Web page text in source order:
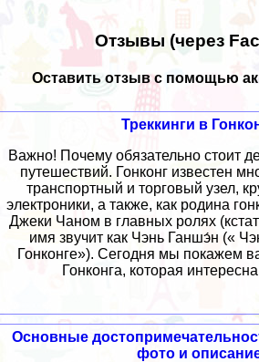
Отзывы (через
Оставить отзыв с помощью
Треккинги в
Важно! Почему обязательно стоит
путешествий. Гонконг известен
транспортный и торговый узел,
электроники, а также, как родина
Джеки Чаном в главных ролях
имя звучит как Чэнь Ганшэ́н («
Гонконге»). Сегодня мы покажем
Гонконга, которая
Основные
фото и